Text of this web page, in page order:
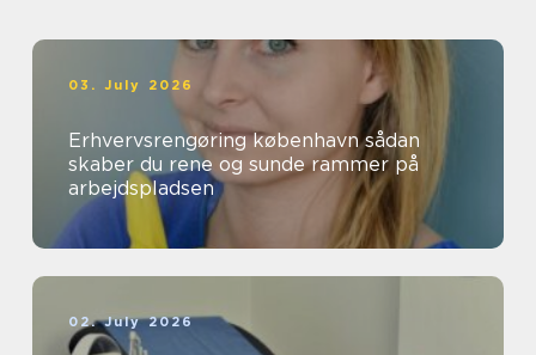
03. July 2026
Erhvervsrengøring københavn sådan
skaber du rene og sunde rammer på
arbejdspladsen
02. July 2026